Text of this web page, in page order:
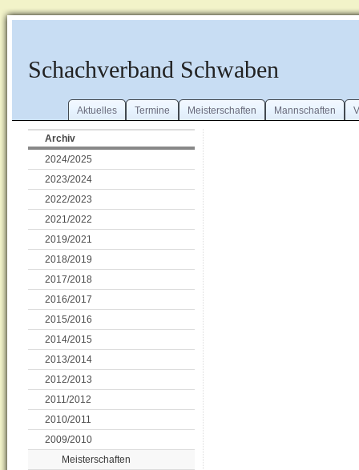
Schachverband Schwaben
Aktuelles Termine Meisterschaften Mannschaften
Archiv
2024/2025
2023/2024
2022/2023
2021/2022
2019/2021
2018/2019
2017/2018
2016/2017
2015/2016
2014/2015
2013/2014
2012/2013
2011/2012
2010/2011
2009/2010
Meisterschaften